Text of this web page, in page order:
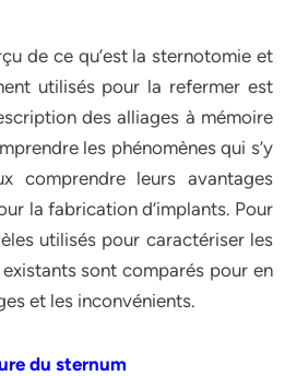
de ce qu’est la sternotomie et
utilisés pour la refermer est
des alliages à mémoire
les phénomènes qui s’y
comprendre leurs avantages
la fabrication d’implants. Pour
utilisés pour caractériser les
sont comparés pour en
et les inconvénients.
du sternum